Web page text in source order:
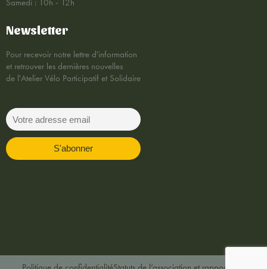
Samedi : 10h - 12h
Newsletter
Pour recevoir notre lettre d'information
et retrouver les dernières nouvelles
de l'Atelier Vélo Participatif et Solidaire